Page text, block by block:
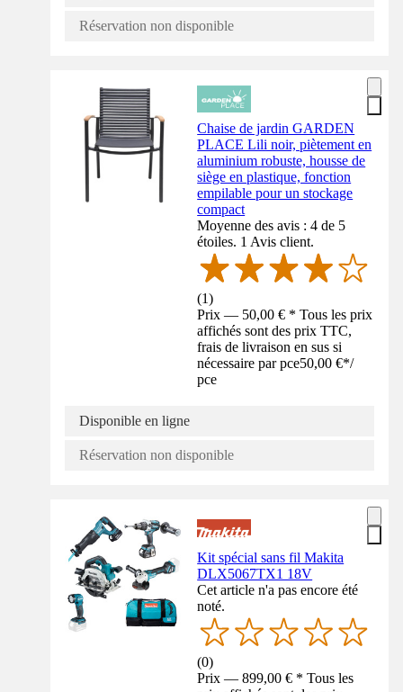
Réservation non disponible
Chaise de jardin GARDEN
PLACE Lili noir, piètement en
aluminium robuste, housse de
siège en plastique, fonction
empilable pour un stockage
compact
Moyenne des avis : 4 de 5
étoiles. 1 Avis client.
(1)
Prix — 50,00 € * Tous les prix
affichés sont des prix TTC,
frais de livraison en sus si
nécessaire par pce50,00 €*/
pce
Disponible en ligne
Réservation non disponible
Kit spécial sans fil Makita
DLX5067TX1 18V
Cet article n'a pas encore été
noté.
(0)
Prix — 899,00 € * Tous les